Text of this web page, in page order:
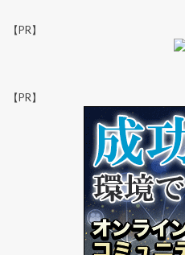
【PR】
【PR】